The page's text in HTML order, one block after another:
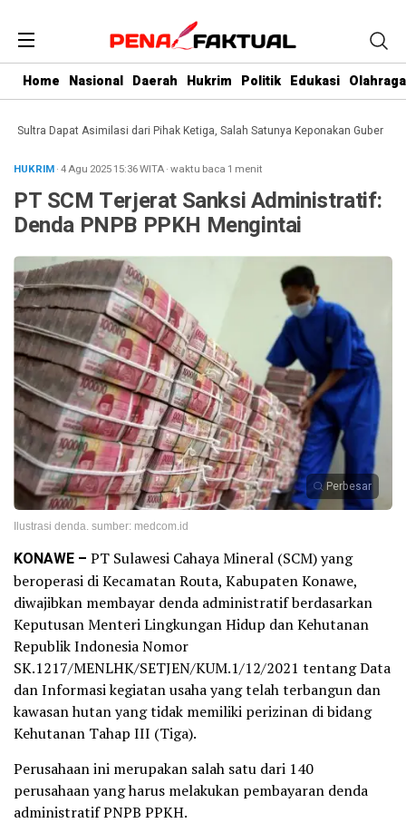
Home Nasional Daerah Hukrim Politik Edukasi Olahraga
Dapat Asimilasi dari Pihak Ketiga, Salah Satunya Keponakan Gubernur
HUKRIM· 4 Agu 202515:36WITA·waktu baca 1 menit
PT SCM Terjerat Sanksi Administratif:
Denda PNPB PPKH Mengintai
Perbesar
Ilustrasi denda. sumber: medcom.id
KONAWE – PT Sulawesi Cahaya Mineral (SCM) yang
beroperasi di Kecamatan Routa, Kabupaten Konawe,
diwajibkan membayar denda administratif berdasarkan
Keputusan Menteri Lingkungan Hidup dan Kehutanan
Republik Indonesia Nomor
SK.1217/MENLHK/SETJEN/KUM.1/12/2021 tentang Data
dan Informasi kegiatan usaha yang telah terbangun dan
kawasan hutan yang tidak memiliki perizinan di bidang
Kehutanan Tahap III (Tiga).
Perusahaan ini merupakan salah satu dari 140
perusahaan yang harus melakukan pembayaran denda
administratif PNPB PPKH.